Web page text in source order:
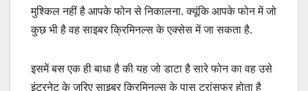
मुश्किल नहीं है आपके फोन से निकालना. क्यूंकि आपके फोन में जो
कुछ भी है वह साइबर क्रिमिनल्स के एक्सेस में जा सकता है.
इसमें बस एक ही बाधा है की यह जो डाटा है सारे फोन का वह उसे
इंटरनेट के जरिए साइबर क्रिमिनल्स के पास ट्रांसफर होता है